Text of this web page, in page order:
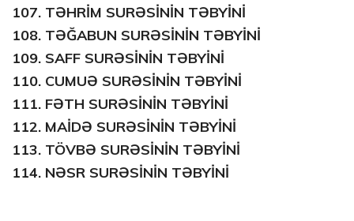
107. TƏHRİM SURƏSİNİN TƏBYİNİ
108. TƏĞABUN SURƏSİNİN TƏBYİNİ
109. SAFF SURƏSİNİN TƏBYİNİ
110. CUMUƏ SURƏSİNİN TƏBYİNİ
111. FƏTH SURƏSİNİN TƏBYİNİ
112. MAİDƏ SURƏSİNİN TƏBYİNİ
113. TÖVBƏ SURƏSİNİN TƏBYİNİ
114. NƏSR SURƏSİNİN TƏBYİNİ